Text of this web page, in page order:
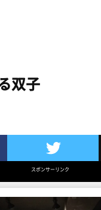
双子
Twitterでツイート
スポンサーリンク